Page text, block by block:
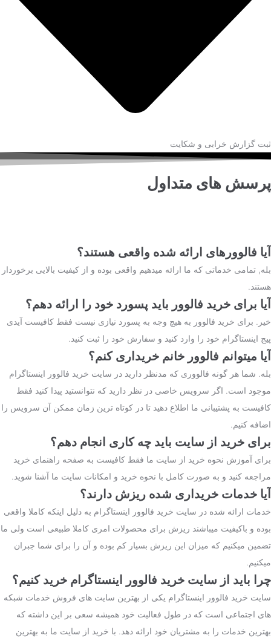
ثبت گزارش خرابی و شکایت
پرسش های متداول
آیا فالوورهای ارائه شده واقعی هستند؟
بله, تمامی خدماتی که ما ارائه میدهیم واقعی بوده و از کیفیت بالایی برخوردار
هستند.
آیا برای خرید فالوور باید پسورد خود را ارائه دهم؟
خیر. برای خرید فالوور به هیچ وجه به پسورد نیازی نیست فقط کافیست آیدی
پیج اینستاگرام خود را وارد کنید و سفارش خود را ثبت کنید.
آیا میتوانم فالوور خانم خریداری کنم؟
بله. شما هر گونه فالووری که مدنظر دارید در سایت خرید فالوور اینستاگرام
موجود است. اگر سرویس خاصی در نظر دارید که نتوانستید پیدا کنید فقط
کافیست به پشتیبانی ما اطلاع دهید تا در کوتاه ترین زمان ممکن آن سرویس را
اضافه کنیم.
برای خرید از سایت باید چه کاری انجام دهم؟
برای آموزش نحوه خرید از سایت ما فقط کافیست به صفحه راهنمای خرید
مراجعه کنید و به صورت کامل با نحوه خرید و امکانات سایت ما آشنا شوید.
آیا خدمات خریداری شده ریزش دارند؟
خدمات ارائه شده در سایت خرید فالوور اینستاگرام به دلیل اینکه کاملا واقعی
بوده و باکیفیت میباشند ریزش برای محصولات امری کاملا طبیعی است ولی ما
تضمین میکنیم که میزان این ریزش بسیار کم بوده و آن را برای شما جبران
میکنیم.
چرا باید از سایت خرید فالوور اینستاگرام خرید کنیم؟
سایت خرید فالوور اینستاگرام یکی از بهترین سایت های فروش خدمات شبکه
های اجتماعی است که در طول فعالیت خود همیشه سعی بر این داشته که
بهترین خدمات را به مشتریان خود ارائه دهد. با خرید از سایت ما به بهترین